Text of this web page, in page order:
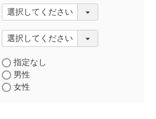
指定なし
男性
女性